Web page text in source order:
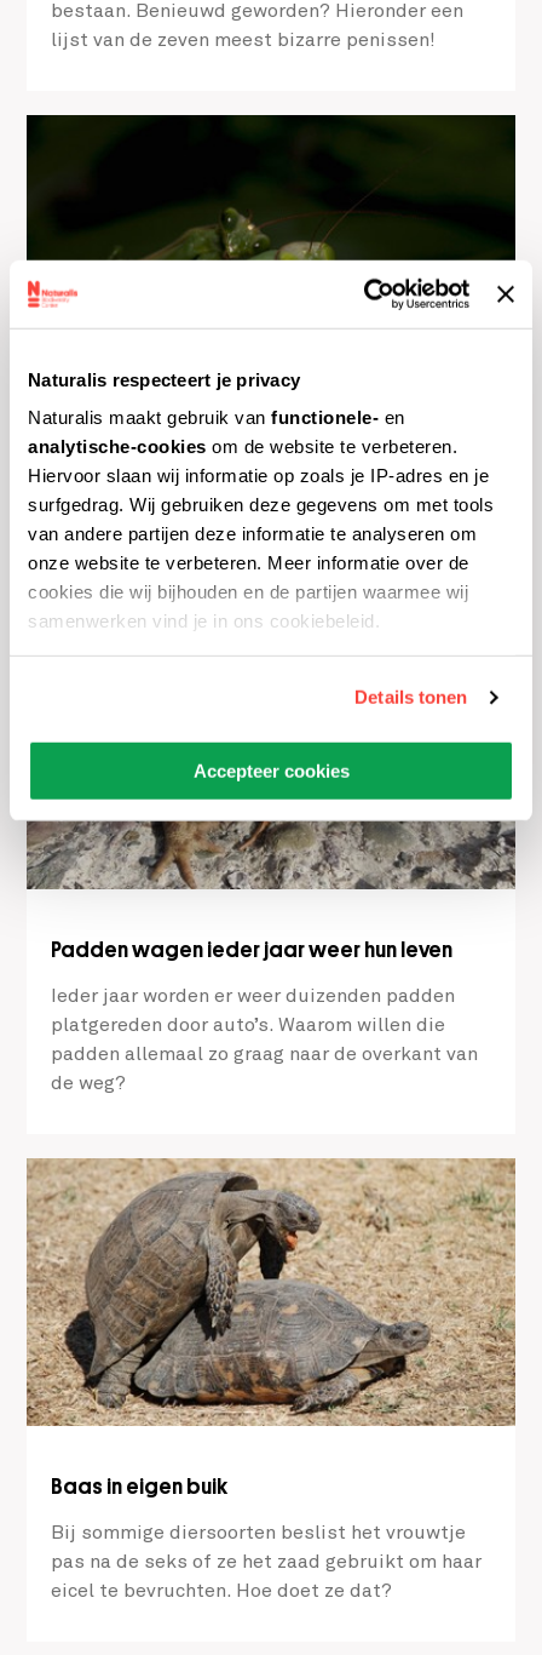
Naturalis respecteert je privacy
Naturalis maakt gebruik van functionele- en
analytische-cookies om de website te verbeteren.
Hiervoor slaan wij informatie op zoals je IP-adres en je
surfgedrag. Wij gebruiken deze gegevens om met tools
van andere partijen deze informatie te analyseren om
onze website te verbeteren. Meer informatie over de
cookies die wij bijhouden en de partijen waarmee wij
samenwerken vind je in ons cookiebeleid.
Details tonen
Accepteer cookies
bestaan. Benieuwd geworden? Hieronder een
lijst van de zeven meest bizarre penissen!
Bidsprinkhanen zijn seksuele kannibalen
Hmm.. wat een lekker hapje! Waarom eet een
vrouwtjes bidsprinkhaan het mannetje vaak op
tijdens of na de paring?
Padden wagen ieder jaar weer hun leven
Ieder jaar worden er weer duizenden padden
platgereden door auto’s. Waarom willen die
padden allemaal zo graag naar de overkant van
de weg?
Baas in eigen buik
Bij sommige diersoorten beslist het vrouwtje
pas na de seks of ze het zaad gebruikt om haar
eicel te bevruchten. Hoe doet ze dat?